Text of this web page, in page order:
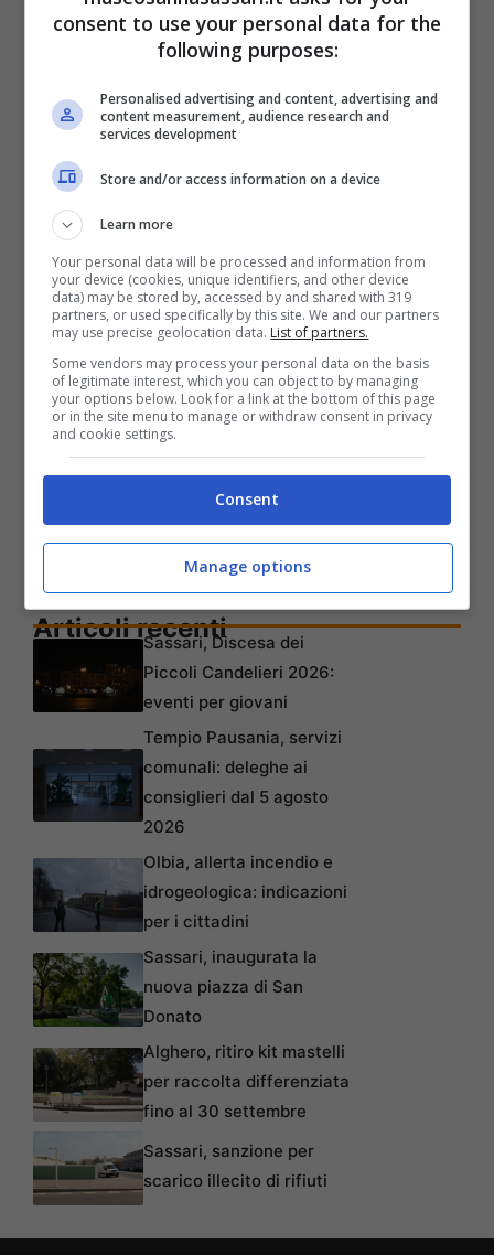
Infine, laFesta del Gusto Internazionale 2026
continua da giovedì 25 a domenica 28
giugno, con apertura alle18:30inPiazza Eroi
dell’Onda. Per chi ama la musica, sabato sera
è previsto un tributo aCesare Cremonini
Share The Love Band
22:00
Articoli recenti
Sassari, Discesa dei
Piccoli Candelieri 2026:
eventi per giovani
Tempio Pausania, servizi
comunali: deleghe ai
consiglieri dal 5 agosto
2026
Olbia, allerta incendio e
idrogeologica: indicazioni
per i cittadini
Sassari, inaugurata la
nuova piazza di San
Donato
Alghero, ritiro kit mastelli
per raccolta differenziata
fino al 30 settembre
Sassari, sanzione per
scarico illecito di rifiuti
consent to use your personal data for the
following purposes:
Personalised advertising and content, advertising and
content measurement, audience research and
services development
Store and/or access information on a device
Learn more
Your personal data will be processed and information from
your device (cookies, unique identifiers, and other device
data) may be stored by, accessed by and shared with 319
partners, or used specifically by this site. We and our partners
may use precise geolocation data. List of partners.
Some vendors may process your personal data on the basis
of legitimate interest, which you can object to by managing
your options below. Look for a link at the bottom of this page
or in the site menu to manage or withdraw consent in privacy
and cookie settings.
Consent
Manage options